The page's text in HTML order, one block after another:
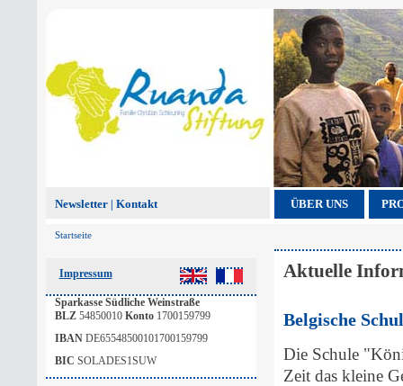
Newsletter| Kontakt ÜBER UNS
Startseite
Impressum
Sparkasse Südliche Weinstraße
BLZ 54850010 Konto 1700159799
IBANDE65548500101700159799
BIC SOLADES1SUW
Aktuelle
Belgische
Die Schule
Zeit das kleine